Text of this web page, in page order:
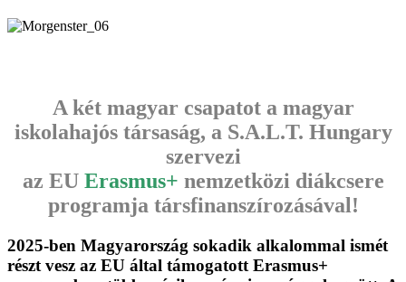
A két magyar csapatot a magyar
iskolahajós társaság, a S.A.L.T. Hungary
szervezi
az EU Erasmus+ nemzetközi diákcsere
programja társfinanszírozásával!
2025-ben Magyarország sokadik alkalommal ismét
részt vesz az EU által támogatott Erasmus+